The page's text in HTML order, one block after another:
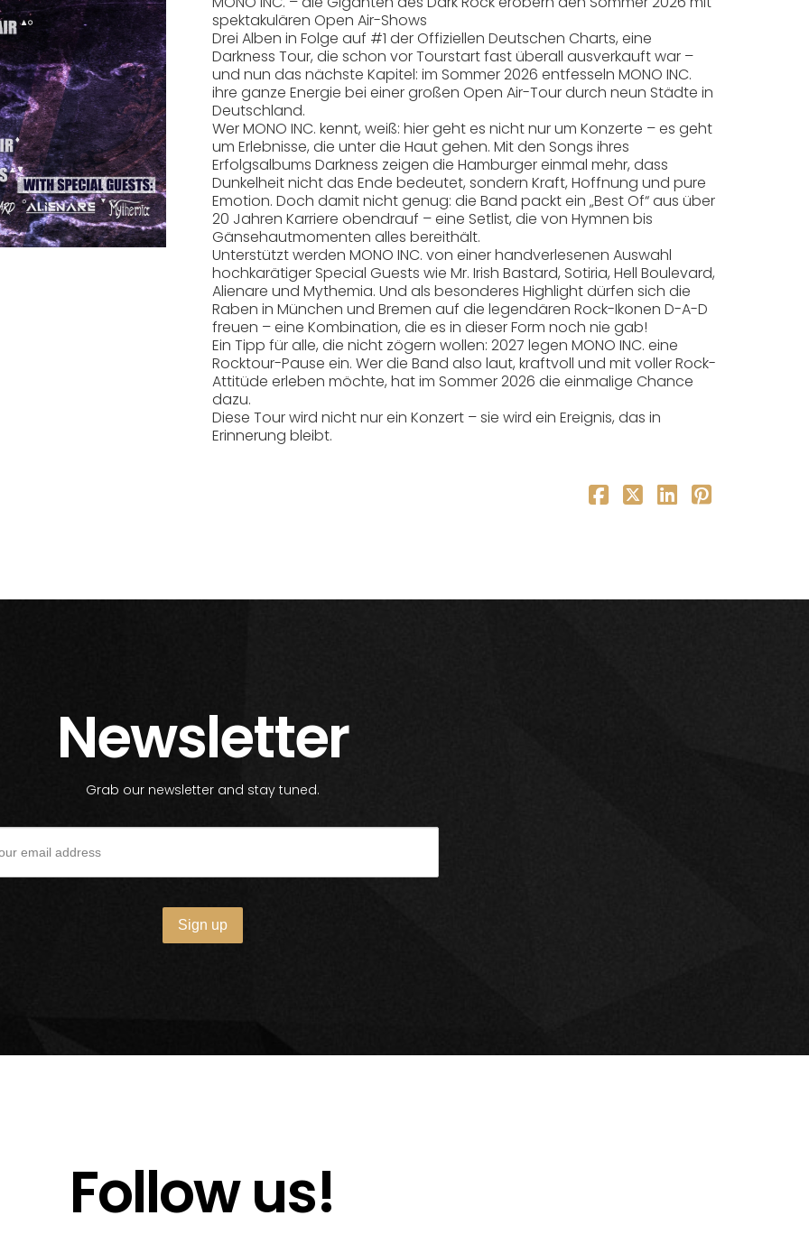
spektakulären Open Air-Shows
Drei Alben in Folge auf #1 der Offiziellen Deutschen Charts, eine
Darkness Tour, die schon vor Tourstart fast überall ausverkauft war –
und nun das nächste Kapitel: im Sommer 2026 entfesseln MONO INC.
ihre ganze Energie bei einer großen Open Air-Tour durch neun Städte in
Deutschland.
Wer MONO INC. kennt, weiß: hier geht es nicht nur um Konzerte – es geht
um Erlebnisse, die unter die Haut gehen. Mit den Songs ihres
Erfolgsalbums Darkness zeigen die Hamburger einmal mehr, dass
Dunkelheit nicht das Ende bedeutet, sondern Kraft, Hoffnung und pure
Emotion. Doch damit nicht genug: die Band packt ein „Best Of“ aus über
20 Jahren Karriere obendrauf – eine Setlist, die von Hymnen bis
Gänsehautmomenten alles bereithält.
Unterstützt werden MONO INC. von einer handverlesenen Auswahl
hochkarätiger Special Guests wie Mr. Irish Bastard, Sotiria, Hell Boulevard,
Alienare und Mythemia. Und als besonderes Highlight dürfen sich die
Raben in München und Bremen auf die legendären Rock-Ikonen D-A-D
freuen – eine Kombination, die es in dieser Form noch nie gab!
Ein Tipp für alle, die nicht zögern wollen: 2027 legen MONO INC. eine
Rocktour-Pause ein. Wer die Band also laut, kraftvoll und mit voller Rock-
Attitüde erleben möchte, hat im Sommer 2026 die einmalige Chance
dazu.
Diese Tour wird nicht nur ein Konzert – sie wird ein Ereignis, das in
Erinnerung bleibt.
Newsletter
Grab our newsletter and stay tuned.
Follow us!